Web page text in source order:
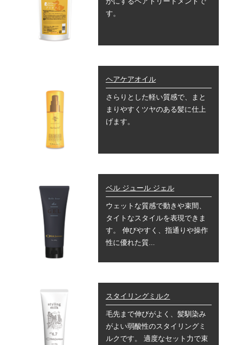
す。
ヘアケアオイル
さらりとした軽い質感で、まと
まりやすくツヤのある髪に仕上
げます。
ベル ジュール ジェル
ウェットな質感で動きや束間、
タイトなスタイルを表現できま
す。 伸びやすく、指通りや操作
性に優れた質...
スタイリングミルク
毛先まで伸びがよく、髪馴染み
がよい弱酸性のスタイリングミ
ルクです。 適度なセット力で束